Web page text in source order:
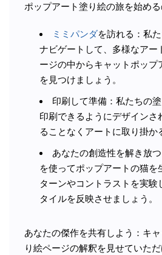
ポップアート塗り絵の旅を始める
ミミパンダを訪れる：私
ナビゲートして、多様なアー
ージの中からキャットポップ
を見つけましょう。
印刷して準備：私たちの
印刷できるようにデザインさ
ることなくアートに取り掛か
あなたの創造性を解き放
を使ってポップアートの猫を
ターンやコントラストを実験
タイルを反映させましょう。
あなたの傑作を共有しよう：キ
り絵ページの解釈を見せていた